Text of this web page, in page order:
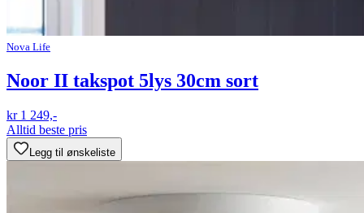
Nova Life
Noor II takspot 5lys 30cm sort
kr 1 249,-
Alltid beste pris
Legg til ønskeliste